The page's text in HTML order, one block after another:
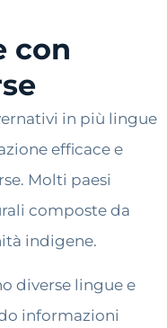
con
in più lingue
efficace e
Molti paesi
composte da
indigene.
diverse lingue e
informazioni